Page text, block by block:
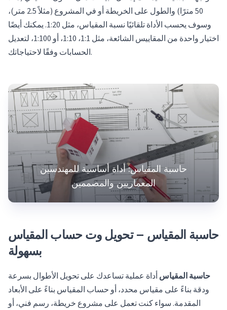
50 مترًا) والطول على الخريطة أو في المشروع (مثلاً 2.5 متر)،
وسوف يحسب الأداة تلقائيًا نسبة المقياس، مثل 1:20. يمكنك أيضًا
اختيار واحدة من المقاييس الشائعة، مثل 1:1، 1:10، أو 1:100، لتعديل
الحسابات وفقًا لاحتياجاتك.
حاسبة المقياس: أداة أساسية للمهندسين
المعماريين والمصممين
حاسبة المقياس – تحويل وت حساب المقياس
بسهولة
حاسبة المقياس أداة عملية تساعدك على تحويل الأطوال بسرعة
ودقة بناءً على مقياس محدد، أو حساب المقياس بناءً على الأبعاد
المقدمة. سواء كنت تعمل على مشروع خريطة، رسم فني، أو